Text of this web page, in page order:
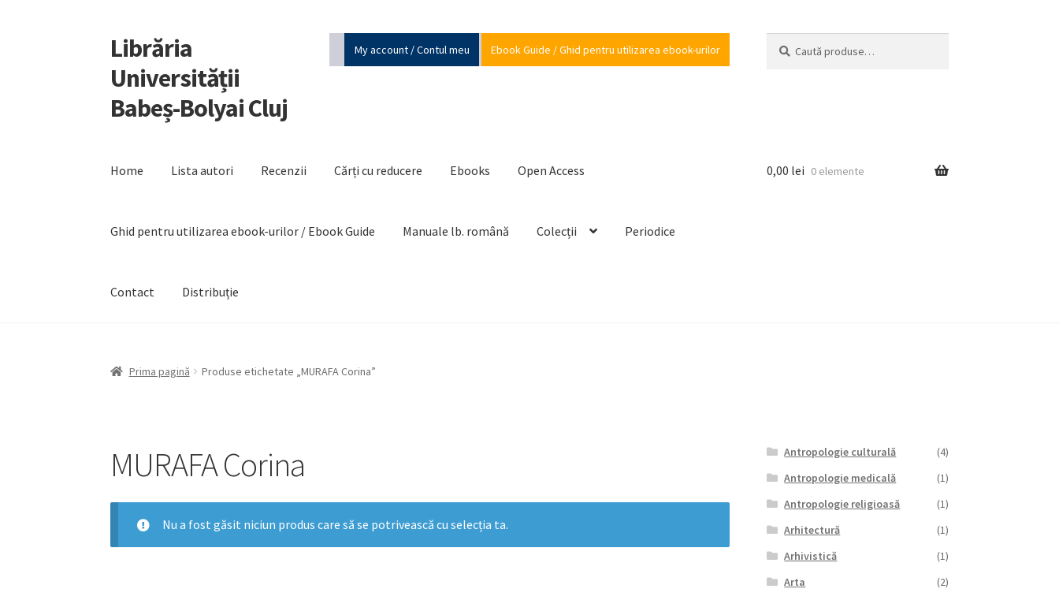
Sari
la
navigare
Sari
la
conținut
Librăria
Universității
Babeș-Bolyai Cluj
My account / Contul meu Ebook Guide / Ghid pentru utilizarea ebook-urilor
după:
Home Lista autori Recenzii Cărți cu reducere Ebooks Open Access
Ghid pentru utilizarea ebook-urilor / Ebook Guide Manuale lb. română Colecții Periodice
Contact Distribuție
0,00 lei 0 elemente
Prima pagină Produse etichetate „MURAFA Corina”
MURAFA Corina
Nu a fost găsit niciun produs care să se potrivească cu selecția ta.
Antropologie culturală
(4)
Antropologie medicală
(1)
Antropologie religioasă
(1)
Arhitectură
(1)
Arhivistică
(1)
Arta
(2)